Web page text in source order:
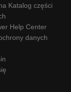
Katalog części
Help Center
danych